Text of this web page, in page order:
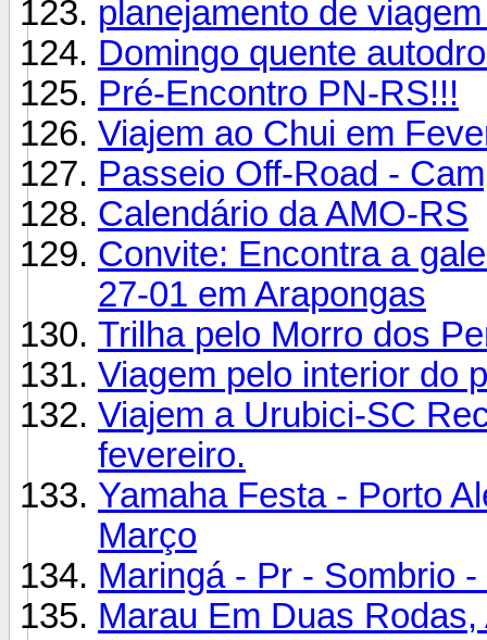
planejamento de
Domingo quente
Pré-Encontro PN-RS!!!
Viajem ao Chui em
Passeio Off-Road -
Calendário da AMO-RS
Convite: Encontra a
27-01 em Arapongas
Trilha pelo Morro dos
Viagem pelo interior do
Viajem a Urubici-SC
fevereiro.
Yamaha Festa - Porto
Março
Maringá - Pr - Sombrio -
Marau Em Duas